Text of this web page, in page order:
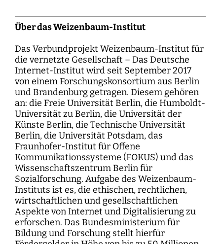
Über das Weizenbaum-Institut
Das Verbundprojekt Weizenbaum-Institut für
die vernetzte Gesellschaft – Das Deutsche
Internet-Institut wird seit September 2017
von einem Forschungskonsortium aus Berlin
und Brandenburg getragen. Diesem gehören
an: die Freie Universität Berlin, die Humboldt-
Universität zu Berlin, die Universität der
Künste Berlin, die Technische Universität
Berlin, die Universität Potsdam, das
Fraunhofer-Institut für Offene
Kommunikationssysteme (FOKUS) und das
Wissenschaftszentrum Berlin für
Sozialforschung. Aufgabe des Weizenbaum-
Instituts ist es, die ethischen, rechtlichen,
wirtschaftlichen und gesellschaftlichen
Aspekte von Internet und Digitalisierung zu
erforschen. Das Bundesministerium für
Bildung und Forschung stellt hierfür